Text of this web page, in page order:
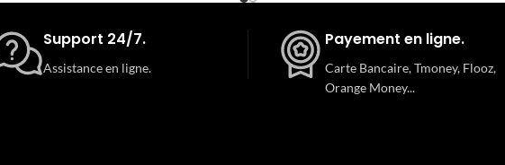
Support 24/7.
Assistance en ligne.
Payement en ligne.
Carte Bancaire, Tmoney, Flooz,
Orange Money...